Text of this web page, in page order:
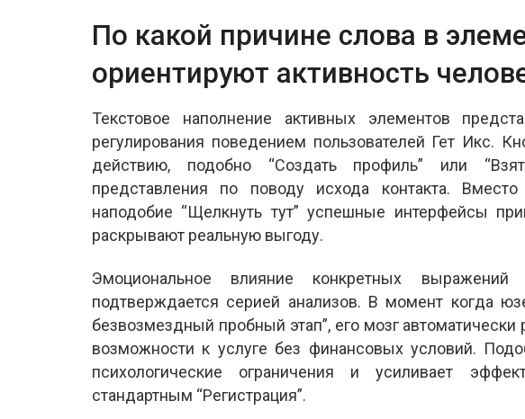
По какой причине слова в
ориентируют активность
Текстовое наполнение активных элементов
регулирования поведением пользователей Гет Икс.
действию, подобно “Создать профиль” или
представления по поводу исхода контакта.
наподобие “Щелкнуть тут” успешные интерфейсы
раскрывают реальную выгоду.
Эмоциональное влияние конкретных выражений
подтверждается серией анализов. В момент когда
безвозмездный пробный этап”, его мозг автоматически
возможности к услуге без финансовых условий.
психологические ограничения и усиливает
стандартным “Регистрация”.